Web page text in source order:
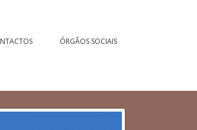
ÓRGÃOS SOCIAIS